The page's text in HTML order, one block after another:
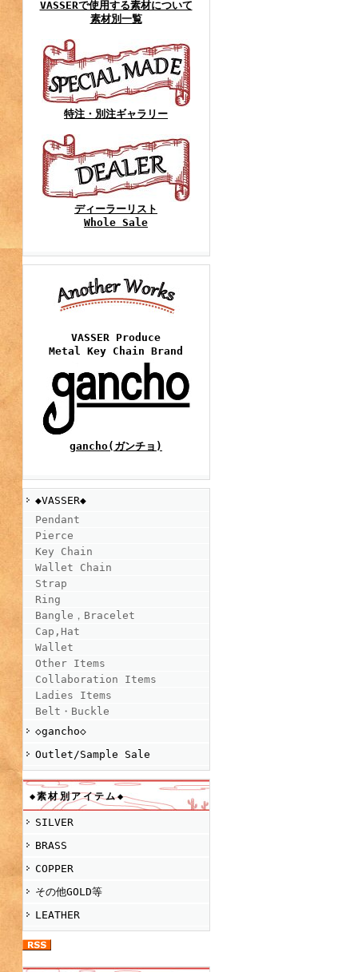
VASSERで使用する素材について
素材別一覧
特注・別注ギャラリー
ディーラーリスト
Whole Sale
VASSER Produce
Metal Key Chain Brand
gancho(ガンチョ)
◆VASSER◆
Pendant
Pierce
Key Chain
Wallet Chain
Strap
Ring
Bangle，Bracelet
Cap,Hat
Wallet
Other Items
Collaboration Items
Ladies Items
Belt・Buckle
◇gancho◇
Outlet/Sample Sale
◆素材別アイテム◆
SILVER
BRASS
COPPER
その他GOLD等
LEATHER